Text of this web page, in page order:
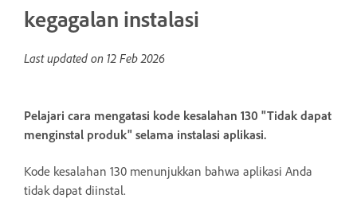
kegagalan instalasi
Last updated on 12 Feb 2026
Pelajari cara mengatasi kode kesalahan 130 "Tidak dapat
menginstal produk" selama instalasi aplikasi.
Kode kesalahan 130 menunjukkan bahwa aplikasi Anda
tidak dapat diinstal.